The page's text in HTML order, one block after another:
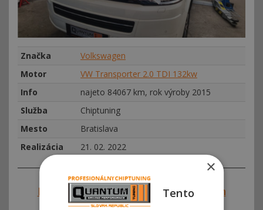
Značka
Volkswagen
Motor
VW Transporter 2.0 TDI 132kw
Info
najeto 84067 km, rok výroby 2015
Služba
Chiptuning
Mesto
Bratislava
Realizácia
21. 02. 2022
Referencie SVK#00296 – Volkswagen
Touareg 3.0 TDI 165kw (225hp)
×
Tento